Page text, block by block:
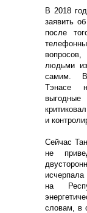
В 2018
заявить
после
людьми
самим.
Тэнасе
и
Сейчас
не
на
словам, в